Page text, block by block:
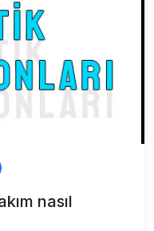
nasıl